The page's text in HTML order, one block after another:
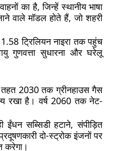
का है, जिन्हें स्थानीय भाषा
वाले मॉडल होते हैं, जो शहरी
1.58 ट्रिलियन नाइरा तक पहुंच
गुणवत्ता सुधारना और घरेलू
के तहत 2030 तक ग्रीनहाउस गैस
रखा है। वर्ष 2060 तक नेट-
सब्सिडी हटाने, संपीड़ित
दो-स्ट्रोक इंजनों पर
करेगा।